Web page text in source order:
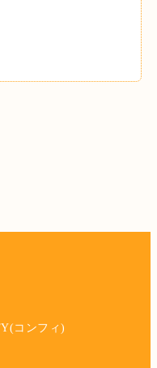
コンフィ)